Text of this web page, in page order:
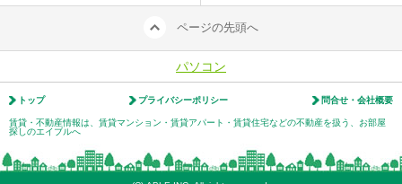
ページの先頭へ
パソコン
トップ プライバシーポリシー 問合せ・会社概要
賃貸・不動産情報は、賃貸マンション・賃貸アパート・賃貸住宅などの不動産を扱う、お部屋
探しのエイブルへ